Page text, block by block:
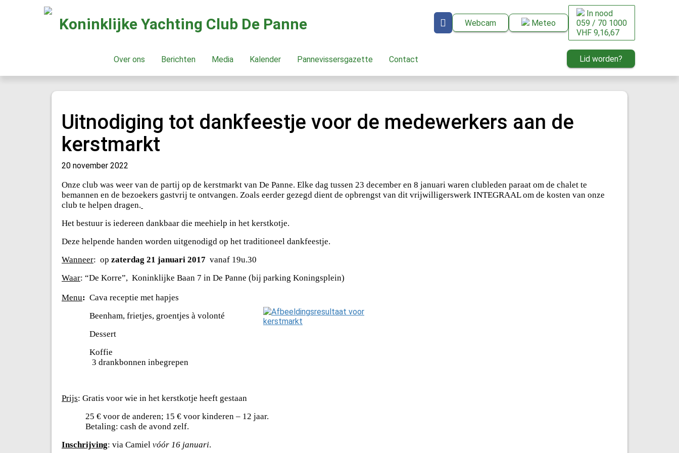
Koninklijke Yachting Club De Panne Webcam Meteo
In nood
059 / 70 1000
VHF 9,16,67
Over ons Berichten Media Kalender Pannevissersgazette Contact Lid worden?
Uitnodiging tot dankfeestje voor de medewerkers aan de
kerstmarkt
20 november 2022
Onze club was weer van de partij op de kerstmarkt van De Panne. Elke dag tussen 23 december en 8 januari waren clubleden paraat om de chalet te
bemannen en de bezoekers gastvrij te ontvangen. Zoals eerder gezegd dient de opbrengst van dit vrijwilligerswerk INTEGRAAL om de kosten van onze
club te helpen dragen.
Het bestuur is iedereen dankbaar die meehielp in het kerstkotje.
Deze helpende handen worden uitgenodigd op het traditioneel dankfeestje.
Wanneer: op zaterdag 21 januari 2017 vanaf 19u.30
Waar: “De Korre”, Koninklijke Baan 7 in De Panne (bij parking Koningsplein)
Menu: Cava receptie met hapjes
Beenham, frietjes, groentjes à volonté
Dessert
Koffie
3 drankbonnen inbegrepen
Prijs: Gratis voor wie in het kerstkotje heeft gestaan
25 € voor de anderen; 15 € voor kinderen – 12 jaar.
Betaling: cash de avond zelf.
Inschrijving: via Camiel vóór 16 januari.